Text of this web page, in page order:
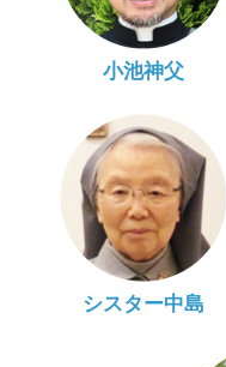
小池神父
シスター中島